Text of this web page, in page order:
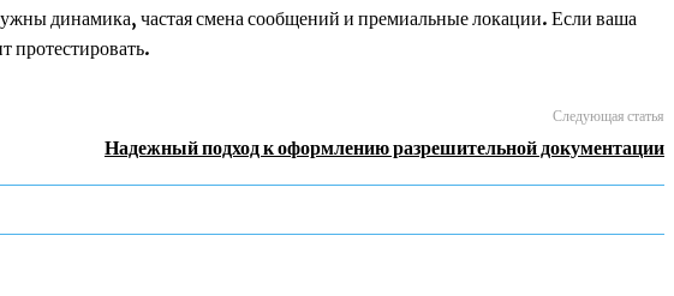
динамика, частая смена сообщений и премиальные локации. Если ваша
протестировать.
Следующая статья
Надежный подход к оформлению разрешительной документации